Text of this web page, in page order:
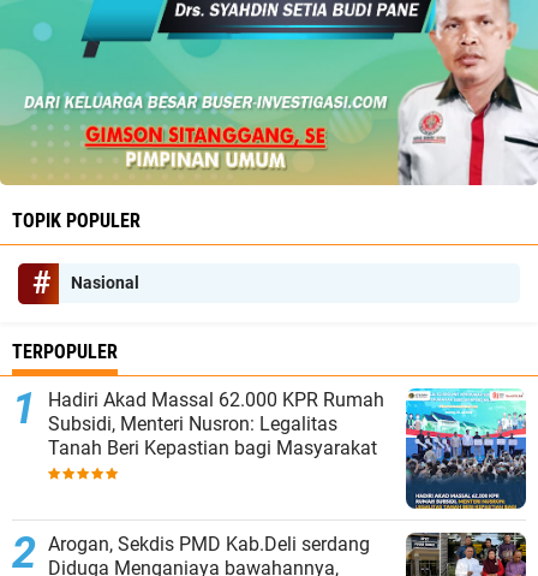
TOPIK POPULER
Nasional
TERPOPULER
Hadiri Akad Massal 62.000 KPR Rumah
Subsidi, Menteri Nusron: Legalitas
Tanah Beri Kepastian bagi Masyarakat
‎Arogan, Sekdis PMD Kab.Deli serdang
Diduga Menganiaya bawahannya,